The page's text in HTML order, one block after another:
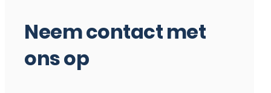
Neem contact met
ons op